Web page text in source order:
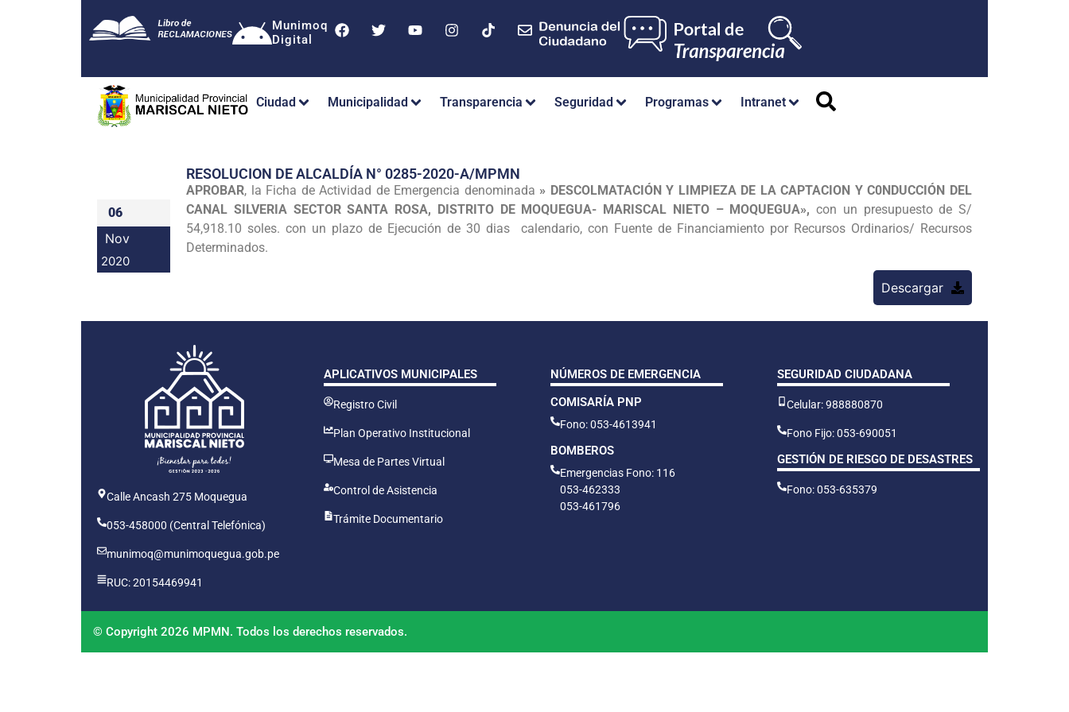
Munimoq
Digital
Ciudad Municipalidad Transparencia Seguridad Programas Intranet
06
Nov
2020
RESOLUCION DE ALCALDÍA N° 0285-2020-A/MPMN
APROBAR, la Ficha de Actividad de Emergencia denominada » DESCOLMATACIÓN Y LIMPIEZA DE LA CAPTACION Y C0NDUCCIÓN DEL
CANAL SILVERIA SECTOR SANTA ROSA, DISTRITO DE MOQUEGUA- MARISCAL NIETO – MOQUEGUA», con un presupuesto de S/
54,918.10 soles. con un plazo de Ejecución de 30 dias calendario, con Fuente de Financiamiento por Recursos Ordinarios/ Recursos
Determinados.
Descargar
Calle Ancash 275 Moquegua
053-458000 (Central Telefónica)
munimoq@munimoquegua.gob.pe
RUC: 20154469941
APLICATIVOS MUNICIPALES
Registro Civil
Plan Operativo Institucional
Mesa de Partes Virtual
Control de Asistencia
Trámite Documentario
NÚMEROS DE EMERGENCIA
COMISARÍA PNP
Fono: 053-4613941
BOMBEROS
Emergencias Fono: 116
053-462333
053-461796
SEGURIDAD CIUDADANA
Celular: 988880870
Fono Fijo: 053-690051
GESTIÓN DE RIESGO DE DESASTRES
Fono: 053-635379
© Copyright 2026 MPMN. Todos los derechos reservados.